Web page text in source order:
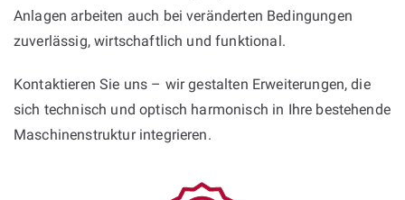
Anlagen arbeiten auch bei veränderten Bedingungen
zuverlässig, wirtschaftlich und funktional.
Kontaktieren Sie uns – wir gestalten Erweiterungen, die
sich technisch und optisch harmonisch in Ihre bestehende
Maschinenstruktur integrieren.